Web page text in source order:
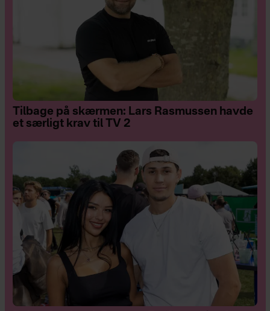
Tilbage på skærmen: Lars Rasmussen havde
et særligt krav til TV 2